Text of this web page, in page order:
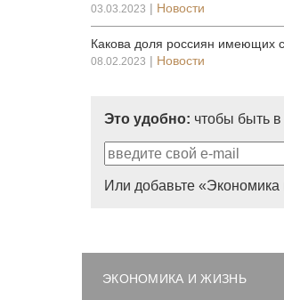
03.03.2023 | Новости
Какова доля россиян имеющих
08.02.2023 | Новости
Это удобно: чтобы быть
Или добавьте
ЭКОНОМИКА И ЖИЗНЬ